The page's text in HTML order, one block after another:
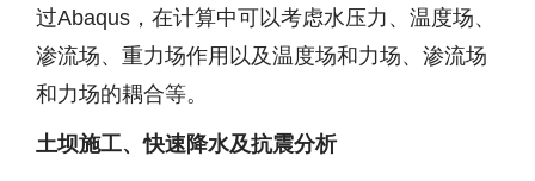
过Abaqus，在计算中可以考虑水压力、温度场、
渗流场、重力场作用以及温度场和力场、渗流场
和力场的耦合等。
土坝施工、快速降水及抗震分析